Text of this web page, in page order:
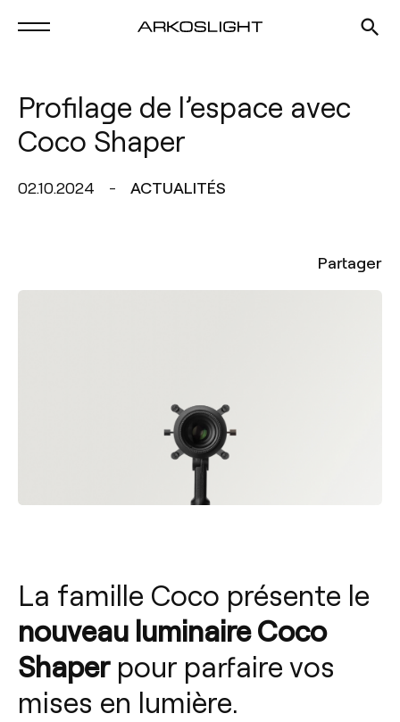
Profilage de l’espace avec
Coco Shaper
02.10.2024 ACTUALITÉS
Partager
La famille Coco présente le
nouveau luminaire Coco
Shaperpour parfaire vos
mises en lumière.